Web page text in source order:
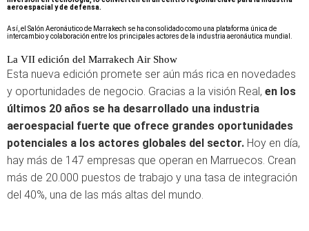
aeroespacial y de defensa.
Así, el Salón Aeronáutico de Marrakech se ha consolidado como una plataforma única de
intercambio y colaboración entre los principales actores de la industria aeronáutica mundial.
La VII edición del Marrakech Air Show
Esta nueva edición promete ser aún más rica en novedades
y oportunidades de negocio. Gracias a la visión Real, en los
últimos 20 años se ha desarrollado una industria
aeroespacial fuerte que ofrece grandes oportunidades
potenciales a los actores globales del sector. Hoy en día,
hay más de 147 empresas que operan en Marruecos. Crean
más de 20.000 puestos de trabajo y una tasa de integración
del 40%, una de las más altas del mundo.